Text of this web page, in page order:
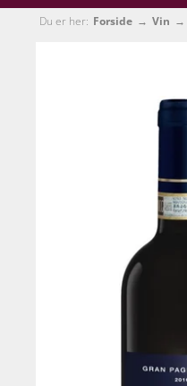
Du er her: Forside Vin